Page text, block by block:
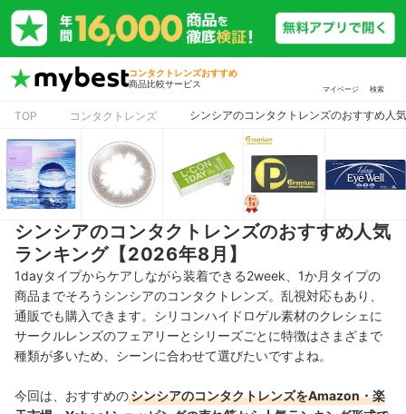
コンタクトレンズおすすめ
商品比較サービス
マイページ 検索
TOP コンタクトレンズ シンシアのコンタクトレンズのおすすめ人
シンシアのコンタクトレンズのおすすめ人気
ランキング【2026年8月】
1dayタイプからケアしながら装着できる2week、1か月タイプの
商品までそろうシンシアのコンタクトレンズ。乱視対応もあり、
通販でも購入できます。シリコンハイドロゲル素材のクレシェに
サークルレンズのフェアリーとシリーズごとに特徴はさまざまで
種類が多いため、シーンに合わせて選びたいですよね。
今回は、おすすめのシンシアのコンタクトレンズをAmazon・楽